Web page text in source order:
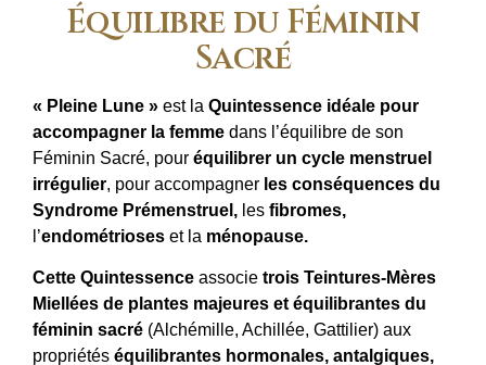
Équilibre du Féminin
Sacré
« Pleine Lune » est la Quintessence idéale pour
accompagner la femme dans l’équilibre de son
Féminin Sacré, pour équilibrer un cycle menstruel
irrégulier, pour accompagner les conséquences du
Syndrome Prémenstruel, les fibromes,
l’endométrioses et la ménopause.
Cette Quintessence associe trois Teintures-Mères
Miellées de plantes majeures et équilibrantes du
féminin sacré (Alchémille, Achillée, Gattilier) aux
propriétés équilibrantes hormonales, antalgiques,